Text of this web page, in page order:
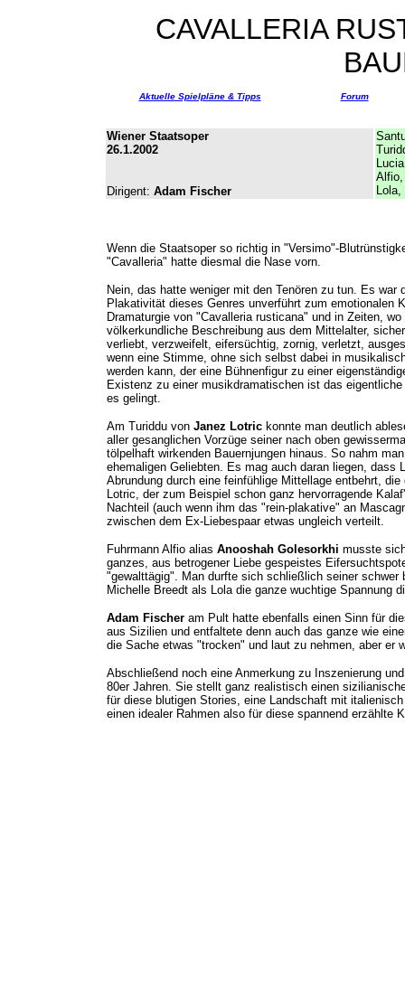
CAVALLERIA
Aktuelle Spielpläne & Tipps Forum
Wiener Staatsoper
26.1.2002
Dirigent: Adam Fischer
Wenn die Staatsoper so richtig in "Versimo"-
"Cavalleria" hatte diesmal die Nase vorn.
Nein, das hatte weniger mit den Tenören zu tun. Es war
Plakativität dieses Genres unverführt zum emotionalen
Dramaturgie von "Cavalleria rusticana" und in Zeiten,
völkerkundliche Beschreibung aus dem Mittelalter,
verliebt, verzweifelt, eifersüchtig, zornig, verletzt,
wenn eine Stimme, ohne sich selbst dabei in
werden kann, der eine Bühnenfigur zu einer
Existenz zu einer musikdramatischen ist das
es gelingt.
Am Turiddu von Janez Lotrickonnte man deutlich
aller gesanglichen Vorzüge seiner nach oben
tölpelhaft wirkenden Bauernjungen hinaus. So nahm
ehemaligen Geliebten. Es mag auch daran liegen,
Abrundung durch eine feinfühlige Mittellage entbehrt,
Lotric, der zum Beispiel schon ganz hervorragende
Nachteil (auch wenn ihm das "rein-plakative" an
zwischen dem Ex-Liebespaar etwas ungleich verteilt.
Fuhrmann Alfio alias Anooshah Golesorkhi musste
ganzes, aus betrogener Liebe gespeistes
"gewalttägig". Man durfte sich schließlich seiner
Michelle Breedt als Lola die ganze wuchtige Spannung
Adam Fischeram Pult hatte ebenfalls einen Sinn für
aus Sizilien und entfaltete denn auch das ganze wie
die Sache etwas "trocken" und laut zu nehmen, aber er
Abschließend noch eine Anmerkung zu Inszenierung
80er Jahren. Sie stellt ganz realistisch einen
für diese blutigen Stories, eine Landschaft mit
einen idealer Rahmen also für diese spannend erzählte